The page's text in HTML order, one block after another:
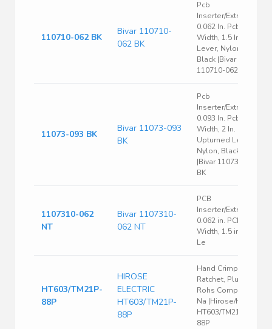
110710-062 BK
Bivar 110710-
062 BK
Pcb
Inserter/Extractor,
0.062 In. Pcb
Width, 1.5 In. Flat
Lever, Nylon,
Black |Bivar
110710-062 BK
11073-093 BK
Bivar 11073-093
BK
Pcb
Inserter/Extractor,
0.093 In. Pcb
Width, 2 In.
Upturned Lever,
Nylon, Black
|Bivar 11073-093
BK
1107310-062
NT
Bivar 1107310-
062 NT
PCB
Inserter/Extractor,
0.062 in. PCB
Width, 1.5 in. Flat
Le
HT603/TM21P-
88P
HIROSE
ELECTRIC
HT603/TM21P-
88P
Hand Crimp Tool,
Ratchet, Plug
Rohs Compliant:
Na |Hirose/hrs
HT603/TM21P-
88P